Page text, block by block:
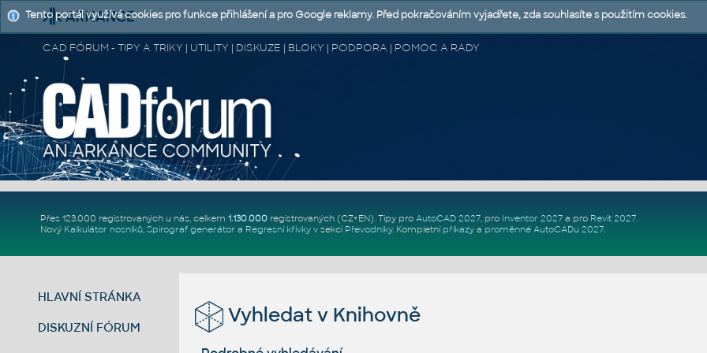
CAD FÓRUM - TIPY A TRIKY | UTILITY | DISKUZE | BLOKY | PODPORA | POMOC A RADY
Přes 123.000 registrovaných u nás, celkem 1.130.000registrovaných (CZ+EN). Tipy pro AutoCAD 2027, pro Inventor 2027a pro Revit 2027.
Nový Kalkulátor nosníků, Spirograf generátor a Regresní křivkyv sekci Převodníky. Kompletní příkazya proměnné AutoCADu 2027.
HLAVNÍ STRÁNKA
DISKUZNÍ FÓRUM
Vyhledat v Knihovně
Tento portál využívá cookies pro funkce přihlášení a pro Google reklamy. Před pokračováním vyjadřete, zda souhlasíte s použitím cookies.